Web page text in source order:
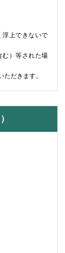
浮上できないで
）等された場
だきます。